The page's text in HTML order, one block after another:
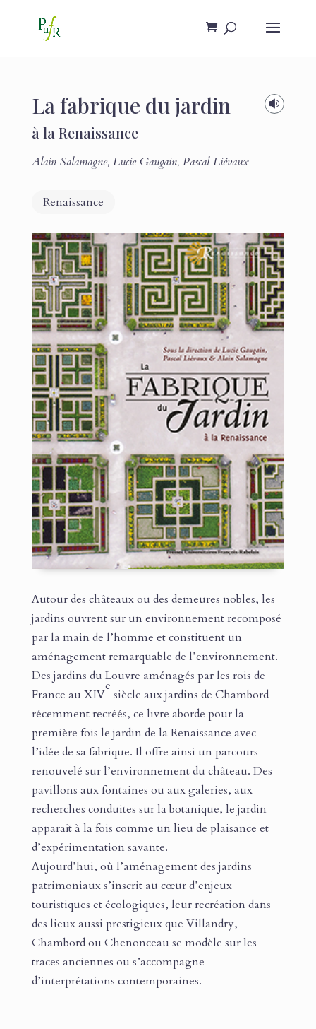

La fabrique du jardin
à la Renaissance
Alain Salamagne, Lucie Gaugain, Pascal Liévaux
Renaissance
Autour des châteaux ou des demeures nobles, les
jardins ouvrent sur un environnement recomposé
par la main de l’homme et constituent un
aménagement remarquable de l’environnement.
Des jardins du Louvre aménagés par les rois de
France au XIV
e
siècle aux jardins de Chambord
récemment recréés, ce livre aborde pour la
première fois le jardin de la Renaissance avec
l’idée de sa fabrique. Il offre ainsi un parcours
renouvelé sur l’environnement du château. Des
pavillons aux fontaines ou aux galeries, aux
recherches conduites sur la botanique, le jardin
apparaît à la fois comme un lieu de plaisance et
d’expérimentation savante.
Aujourd’hui, où l’aménagement des jardins
patrimoniaux s’inscrit au cœur d’enjeux
touristiques et écologiques, leur recréation dans
des lieux aussi prestigieux que Villandry,
Chambord ou Chenonceau se modèle sur les
traces anciennes ou s’accompagne
d’interprétations contemporaines.